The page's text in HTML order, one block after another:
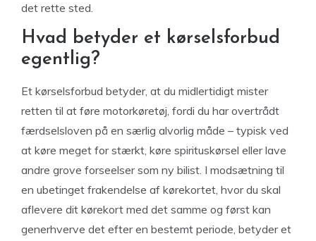
det rette sted.
Hvad betyder et kørselsforbud
egentlig?
Et kørselsforbud betyder, at du midlertidigt mister
retten til at føre motorkøretøj, fordi du har overtrådt
færdselsloven på en særlig alvorlig måde – typisk ved
at køre meget for stærkt, køre spirituskørsel eller lave
andre grove forseelser som ny bilist. I modsætning til
en ubetinget frakendelse af kørekortet, hvor du skal
aflevere dit kørekort med det samme og først kan
generhverve det efter en bestemt periode, betyder et